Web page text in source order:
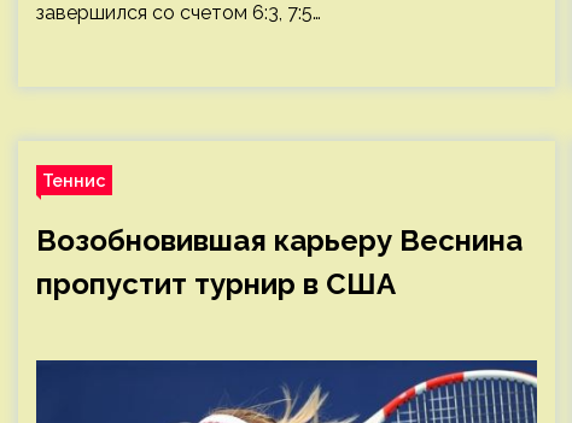
завершился со счетом 6:3, 7:5…
Теннис
Возобновившая карьеру Веснина
пропустит турнир в США